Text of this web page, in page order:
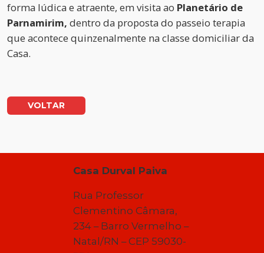
forma lúdica e atraente, em visita ao Planetário de
Parnamirim, dentro da proposta do passeio terapia
que acontece quinzenalmente na classe domiciliar da
Casa.
VOLTAR
Casa Durval Paiva
Rua Professor
Clementino Câmara,
234 – Barro Vermelho –
Natal/RN – CEP 59030-